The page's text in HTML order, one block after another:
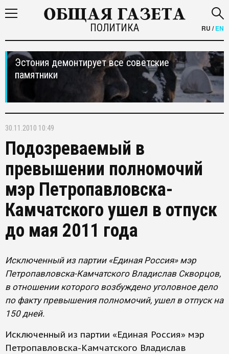
ПОЛИТИКА RU /EN
Эстония демонтирует все советские
памятники
30.11.2010 10:49
Подозреваемый в
превышении полномочий
мэр Петропавловска-
Камчатского ушел в отпуск
до мая 2011 года
Исключенный из партии «Единая Россия» мэр
Петропавловска-Камчатского Владислав Скворцов,
в отношении которого возбуждено уголовное дело
по факту превышения полномочий, ушел в отпуск на
150 дней.
Исключенный из партии «Единая Россия» мэр
Петропавловска-Камчатского Владислав